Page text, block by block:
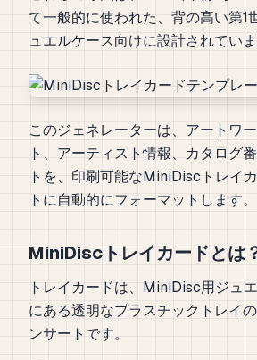
て一般的に使われた、背の高い第1
ュエルケース向けに設計されていま
このジェネレーターは、アートワ
ト、アーティスト情報、カタログ
トを、印刷可能なMiniDiscトレイ
トに自動的にフォーマットします。
MiniDiscトレイカードとは
トレイカードは、MiniDisc用ジュ
にある透明なプラスチックトレイ
ンサートです。